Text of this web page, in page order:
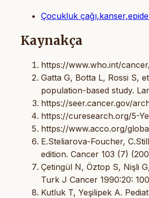
Çocukluk
Kaynakça
https://www.who.int/
Gatta G, Botta L, Rossi S,
population-based study.
https://seer.cancer.gov/
https://curesearch.org/5-
https://www.acco.org/
E.Steliarova-Foucher,
edition. Cancer 103 (7)
Çetingül N, Öztop S, Nişli
Turk J Cancer 1990:20:
Kutluk T, Yeşilipek A.